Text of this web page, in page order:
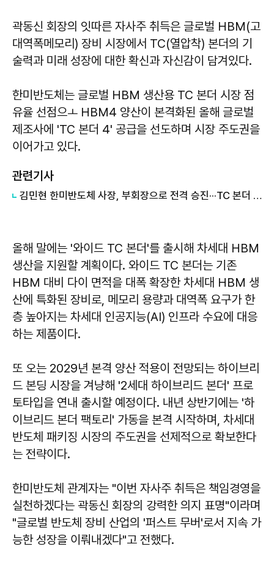
곽동신 회장의 잇따른 자사주 취득은 글로벌 HBM(고
대역폭메모리) 장비 시장에서 TC(열압착) 본더의 기
술력과 미래 성장에 대한 확신과 자신감이 담겨있다.
한미반도체는 글로벌 HBM 생산용 TC 본더 시장 점
유율 선점으ㅗ HBM4 양산이 본격화된 올해 글로벌
제조사에 'TC 본더 4' 공급을 선도하며 시장 주도권을
이어가고 있다.
관련기사
김민현 한미반도체 사장, 부회장으로 전격 승진···TC 본더 기술 리더십 강화
올해 말에는 '와이드 TC 본더'를 출시해 차세대 HBM
생산을 지원할 계획이다. 와이드 TC 본더는 기존
HBM 대비 다이 면적을 대폭 확장한 차세대 HBM 생
산에 특화된 장비로, 메모리 용량과 대역폭 요구가 한
층 높아지는 차세대 인공지능(AI) 인프라 수요에 대응
하는 제품이다.
또 오는 2029년 본격 양산 적용이 전망되는 하이브리
드 본딩 시장을 겨냥해 '2세대 하이브리드 본더' 프로
토타입을 연내 출시할 예정이다. 내년 상반기에는 '하
이브리드 본더 팩토리' 가동을 본격 시작하며, 차세대
반도체 패키징 시장의 주도권을 선제적으로 확보한다
는 전략이다.
한미반도체 관계자는 "이번 자사주 취득은 책임경영을
실천하겠다는 곽동신 회장의 강력한 의지 표명"이라며
"글로벌 반도체 장비 산업의 '퍼스트 무버'로서 지속 가
능한 성장을 이뤄내겠다"고 전했다.